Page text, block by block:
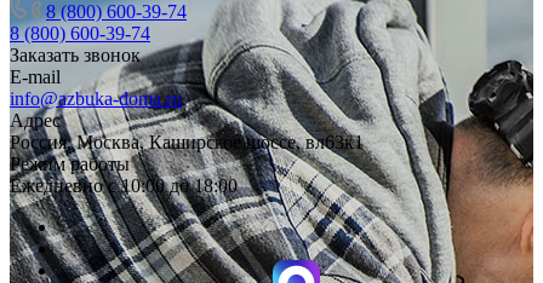
8 (800) 600-39-74
8 (800) 600-39-74
Заказать звонок
E-mail
info@azbuka-doma.ru
Адрес
Россия, Москва, Каширское шоссе, вл63к1
Режим работы
Ежедневно с 10:00 до 18:00